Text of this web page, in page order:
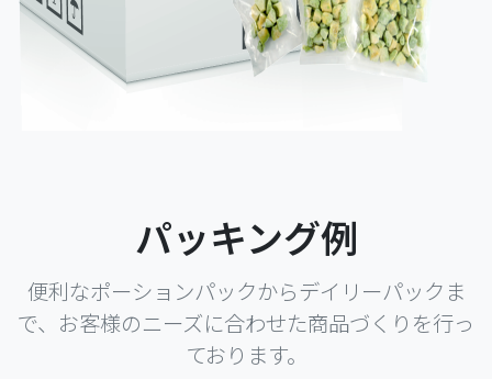
パッキング例
便利なポーションパックからデイリーパックま
で、お客様のニーズに合わせた商品づくりを行っ
ております。